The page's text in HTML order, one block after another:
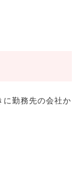
に勤務先の会社か